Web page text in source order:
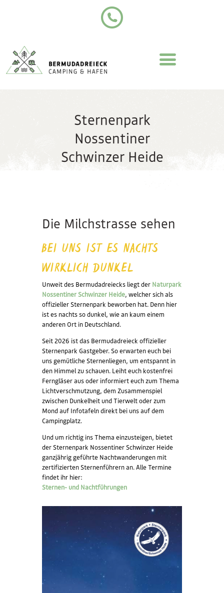
Sternenpark
Nossentiner
Schwinzer Heide
STARTSEITE
ÜBERNACHTEN
KONTAKT /
ANFAHRT
BUCHEN
Die Milchstrasse sehen
BEI UNS IST ES NACHTS
WIRKLICH DUNKEL
Unweit des Bermudadreiecks liegt der Naturpark
Nossentiner Schwinzer Heide, welcher sich als
offizieller Sternenpark beworben hat. Denn hier
ist es nachts so dunkel, wie an kaum einem
anderen Ort in Deutschland.
Seit 2026 ist das Bermudadreieck offizieller
Sternenpark Gastgeber. So erwarten euch bei
uns gemütliche Sternenliegen, um entspannt in
den Himmel zu schauen. Leiht euch kostenfrei
Ferngläser aus oder informiert euch zum Thema
Lichtverschmutzung, dem Zusammenspiel
zwischen Dunkelheit und Tierwelt oder zum
Mond auf Infotafeln direkt bei uns auf dem
Campingplatz.
Und um richtig ins Thema einzusteigen, bietet
der Sternenpark Nossentiner Schwinzer Heide
ganzjährig geführte Nachtwanderungen mit
zertifizierten Sternenführern an. Alle Termine
findet ihr hier:
Sternen- und Nachtführungen